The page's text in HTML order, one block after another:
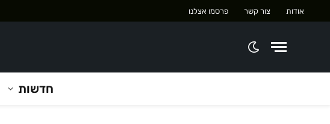
אודות צור קשר פרסמו אצלנו
חדשות